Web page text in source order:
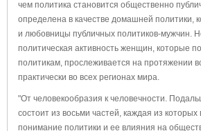
чем политика становится общественно
определена в качестве домашней политики,
и любовницы публичных политиков-мужчин.
политическая активность женщин, которые
политикам, прослеживается на протяжении
практически во всех регионах мира.
"От человекообразия к человечности.
состоит из восьми частей, каждая из которых
понимание политики и ее влияния на